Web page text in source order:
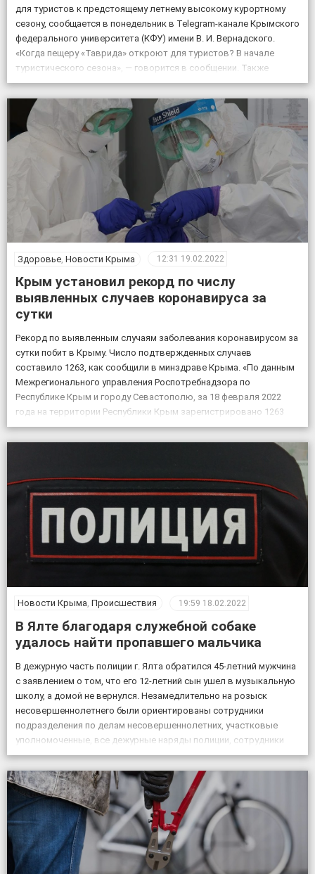
для туристов к предстоящему летнему высокому курортному
сезону, сообщается в понедельник в Telegram-канале Крымского
федерального университета (КФУ) имени В. И. Вернадского.
«Когда пещеру «Таврида» откроют для туристов? В начале
туристического сезона», — говорится в сообщении. Также
отмечается, что посещение «Тавриды» будет полностью
безопасным. За возможным движением грунтов и камней […]
Здоровье Новости Крыма 12:31 19.02.2022
Крым установил рекорд по числу
выявленных случаев коронавируса за
сутки
Рекорд по выявленным случаям заболевания коронавирусом за
сутки побит в Крыму. Число подтвержденных случаев
составило 1263, как сообщили в минздраве Крыма. «По данным
Межрегионального управления Роспотребнадзора по
Республике Крым и городу Севастополю, за 18 февраля 2022
года на территории Республики Крым зарегистрировано 1263
случая новой коронавирусной инфекции, всего выявлено 151605
положительных на COVID-19», – по […]
Новости Крыма, Происшествия 19:59 18.02.2022
В Ялте благодаря служебной собаке
удалось найти пропавшего мальчика
В дежурную часть полиции г. Ялта обратился 45-летний мужчина
с заявлением о том, что его 12-летний сын ушел в музыкальную
школу, а домой не вернулся. Незамедлительно на розыск
несовершеннолетнего были ориентированы сотрудники
подразделения по делам несовершеннолетних, участковые
уполномоченные, все дежурные наряды полиции, сотрудники
патрульной постовой службы, ГИБДД, уголовного розыска.
Также к поисковым мероприятиям привлекли кинолога […]